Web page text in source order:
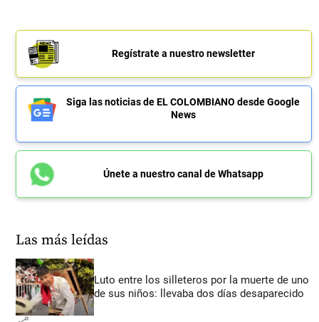
Regístrate a nuestro newsletter
Siga las noticias de EL COLOMBIANO desde Google
News
Únete a nuestro canal de Whatsapp
Las más leídas
Luto entre los silleteros por la muerte de uno
de sus niños: llevaba dos días desaparecido